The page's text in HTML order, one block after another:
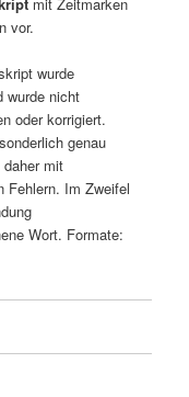
vor.
wurde
wurde nicht
oder korrigiert.
genau
mit
Fehlern. Im Zweifel
Wort. Formate: